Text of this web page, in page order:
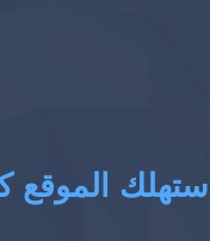
الموقع